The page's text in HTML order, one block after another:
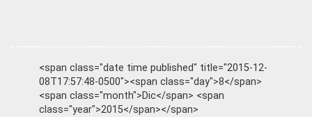
<span class="date time published" title="2015-12-
08T17:57:48-0500"><span class="day">8</span>
<span class="month">Dic</span> <span
class="year">2015</span></span>